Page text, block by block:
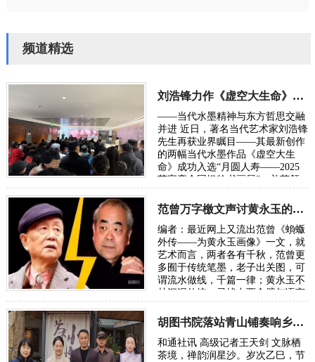
频道精选
刘浩锋力作《虚空大生命》入选2025荣宝斋全国书画展
——当代水墨精神与东方哲思交融
并进 近日，著名当代艺术家刘浩锋
先生再获业界瞩目——其最新创作
的两幅当代水墨作品《虚空大生
命》成功入选“月圆人寿——2025
荣宝斋全国银龄书画展”，并获颁
交部《新中国国礼…
范曾万字檄文声讨黄永玉的“丑恶灵魂”
编者：最近网上又流出范曾《蝜蝂
外传——为黄永玉画像》一文，就
艺术而言，两者各有千秋，范曾更
多囿于传统笔墨，老子出关图，可
谓流水做线，千篇一律；黄永玉不
甘沉泥传统，寻找中西合璧与语言
与现代的代…
胡图书院落站青山铺奏响乡土文化振兴新声
和通社讯 高级记者王天剑 文脉栖
茶境，禅韵润星沙。岁次乙巳，节